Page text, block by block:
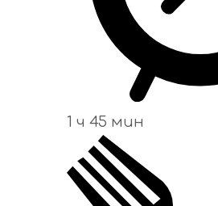
1 ч 45 мин